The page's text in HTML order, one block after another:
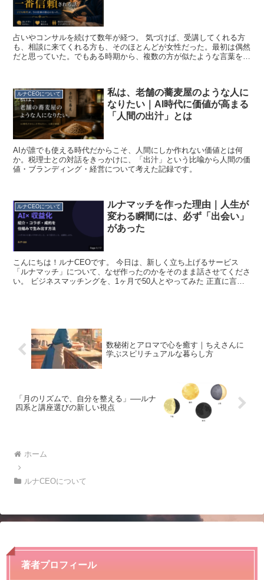
占いやコンサルを続けて数年が経つ。 気づけば、受講してくれる方
も、相談に来てくれる方も、そのほとんどが女性だった。最初は偶然
だと思っていた。でもある時期から、複数の方が似たような言葉を残
ルナCEOについて
私は、老舗の蕎麦屋のような人に
なりたい｜AI時代に価値が高まる
「人間の出汁」とは
AIが誰でも使える時代だからこそ、人間にしか作れない価値とは何
か。税理士との対話をきっかけに、「出汁」という比喩から人間の価
値・ブランディング・経営について考えた記録です。
ルナCEOについて
ルナマッチを作った理由｜人生が
変わる瞬間には、必ず「出会い」
があった
こんにちは！ルナCEOです。 今日は、新しく立ち上げるサービス
「ルナマッチ」について、なぜ作ったのかをそのまま話させてくださ
い。 ビジネスマッチングを、1ヶ月で50人とやってみた 正直に言う
数秘術とアロマで心を癒す｜ちえさんに
学ぶスピリチュアルな暮らし方
「月のリズムで、自分を整える」──ルナ
四系と講座選びの新しい視点
ホーム
ルナCEOについて
著者プロフィール